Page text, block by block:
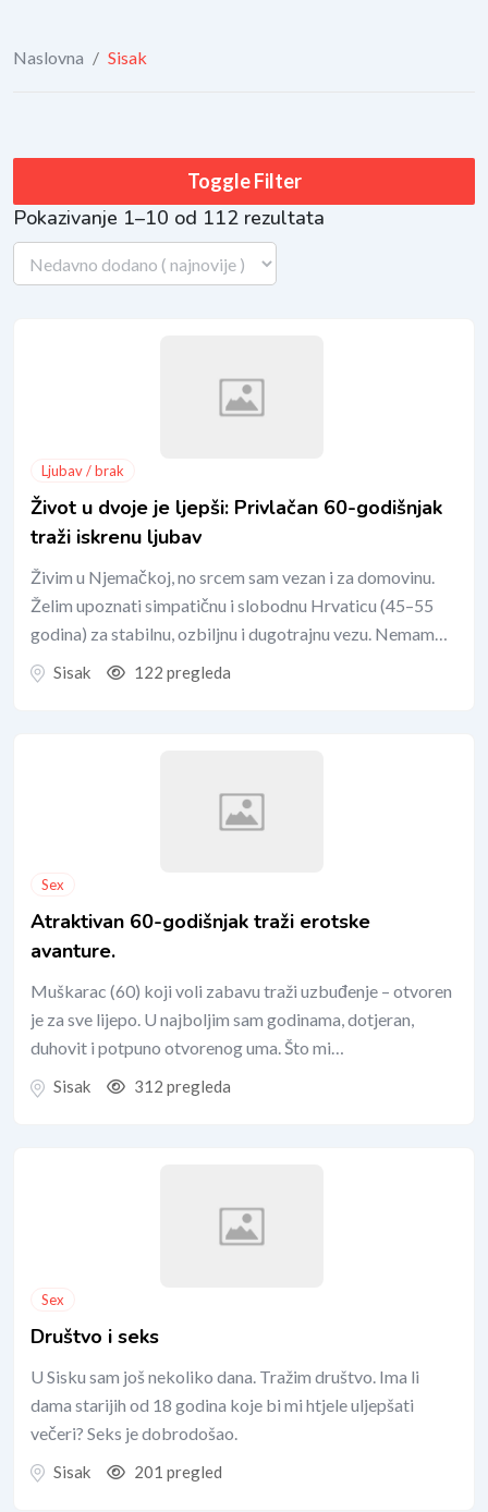
Naslovna / Sisak
Pokazivanje 1–10 od 112 rezultata
Ljubav / brak
Život u dvoje je ljepši: Privlačan 60-godišnjak
traži iskrenu ljubav
Živim u Njemačkoj, no srcem sam vezan i za domovinu.
Želim upoznati simpatičnu i slobodnu Hrvaticu (45–55
godina) za stabilnu, ozbiljnu i dugotrajnu vezu. Nemam…
Sisak 122 pregleda
Sex
Atraktivan 60-godišnjak traži erotske
avanture.
Muškarac (60) koji voli zabavu traži uzbuđenje – otvoren
je za sve lijepo. U najboljim sam godinama, dotjeran,
duhovit i potpuno otvorenog uma. Što mi…
Sisak 312 pregleda
Sex
Društvo i seks
U Sisku sam još nekoliko dana. Tražim društvo. Ima li
dama starijih od 18 godina koje bi mi htjele uljepšati
večeri? Seks je dobrodošao.
Sisak 201 pregled
Toggle Filter